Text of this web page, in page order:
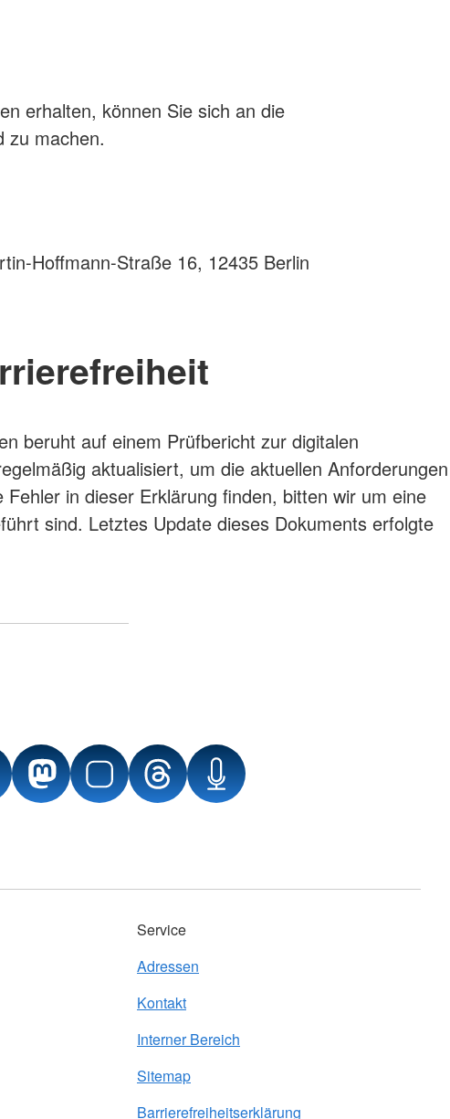
erhalten, können Sie sich an die
zu machen.
Hoffmann-Straße 16, 12435 Berlin
beruht auf einem Prüfbericht zur digitalen
aktualisiert, um die aktuellen Anforderungen
in dieser Erklärung finden, bitten wir um eine
sind. Letztes Update dieses Dokuments erfolgte
Service
Adressen
Kontakt
Interner Bereich
Sitemap
Barrierefreiheitserklärung